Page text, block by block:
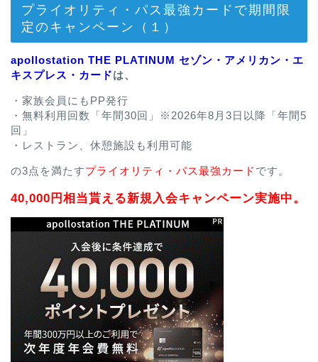
プライオリティ・パス最強カードで期間限
定のキャンペーン（１）
apollostation THE PLATINUM セゾン・アメリカン・エ
キスプレス・カードは、
・家族会員にもPP発行
・無料利用回数「年間30回」※2026年8月3日以降「年間5
回」
・レストラン、休憩施設も利用可能
の3点を満たすプライオリティ・パス最強カード です。
40,000円相当貰える新規入会キャンペーン実施中。